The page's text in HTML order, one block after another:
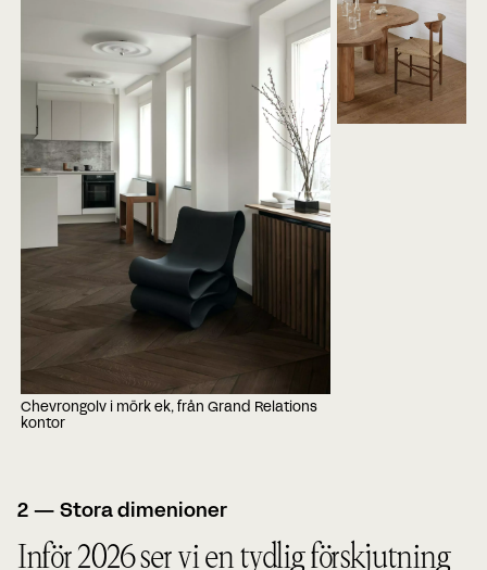
Chevrongolv i mörk ek, från Grand Relations
kontor
2 — Stora dimenioner
Inför 2026 ser vi en tydlig förskjutning